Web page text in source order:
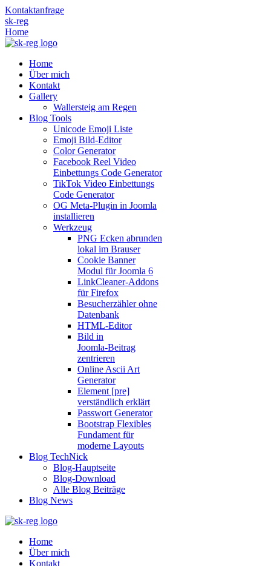
Kontaktanfrage
sk-reg
Home
Home
Über mich
Kontakt
Gallery
Wallersteig am Regen
Blog Tools
Unicode Emoji Liste
Emoji Bild‑Editor
Color Generator
Facebook Reel Video
Einbettungs Code Generator
TikTok Video Einbettungs
Code Generator
OG Meta‑Plugin in Joomla
installieren
Werkzeug
PNG Ecken abrunden
lokal im Brauser
Cookie Banner
Modul für Joomla 6
LinkCleaner‑Addons
für Firefox
Besucherzähler ohne
Datenbank
HTML‑Editor
Bild in
Joomla‑Beitrag
zentrieren
Online Ascii Art
Generator
Element [pre]
verständlich erklärt
Passwort Generator
Bootstrap Flexibles
Fundament für
moderne Layouts
Blog TechNick
Blog-Hauptseite
Blog-Download
Alle Blog Beiträge
Blog News
Home
Über mich
Kontakt